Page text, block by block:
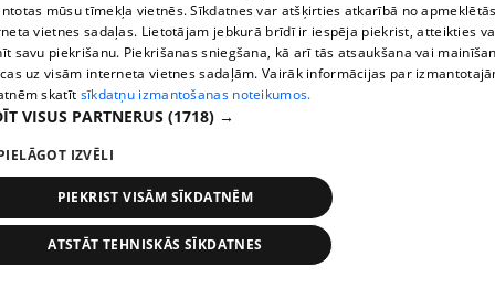
pirms 1 nedēļas, 1 dienas
Melleņu zelta drudzis: kas nosaka iepirkuma
cenu?
mūsu tīmekļa vietnēs. Sīkdatnes var atšķirties atkarībā no
vietnes sadaļas. Lietotājam jebkurā brīdī ir iespēja piekrist, atteikties
savu piekrišanu. Piekrišanas sniegšana, kā arī tās atsaukšana vai
uz visām interneta vietnes sadaļām. Vairāk informācijas par
skatīt sīkdatņu izmantošanas noteikumos.
VISUS PARTNERUS (1718) →
IZVĒLI
PIEKRIST VISĀM SĪKDATNĒM
ATSTĀT TEHNISKĀS SĪKDATNES